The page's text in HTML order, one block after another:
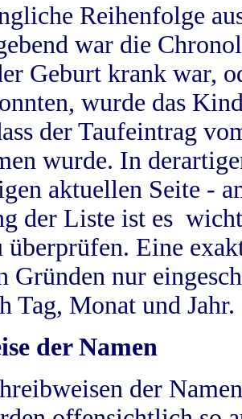
Reihenfolge
war die
Geburt krank war,
wurde das
der Taufeintrag
wurde. In
aktuellen Seite -
der Liste ist es
überprüfen. Eine
Gründen nur
Tag, Monat und Jahr.
der Namen
der